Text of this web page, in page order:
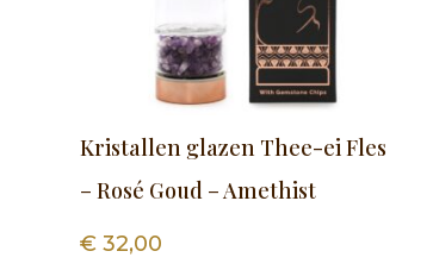
Kristallen glazen Thee-ei Fles
– Rosé Goud – Amethist
€ 32,00